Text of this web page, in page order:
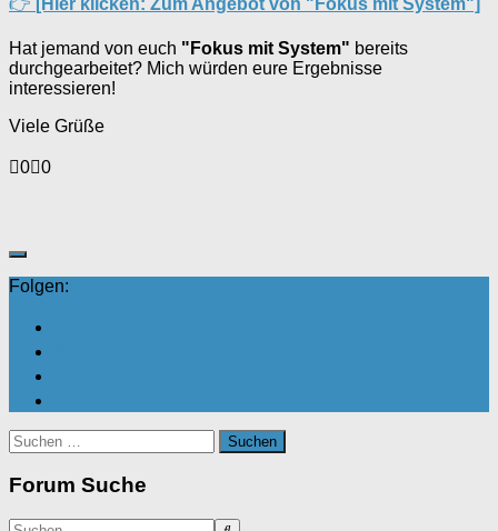
Hat jemand von euch "Fokus mit System" bereits
durchgearbeitet? Mich würden eure Ergebnisse
interessieren!
Viele Grüße
Anklicken
0 Anklicken
0
Folgen:
Suchen
nach:
Forum Suche